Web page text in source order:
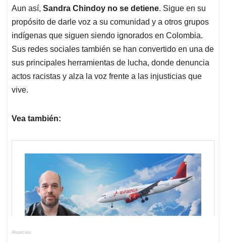
Aun así, Sandra Chindoy no se detiene. Sigue en su
propósito de darle voz a su comunidad y a otros grupos
indígenas que siguen siendo ignorados en Colombia.
Sus redes sociales también se han convertido en una de
sus principales herramientas de lucha, donde denuncia
actos racistas y alza la voz frente a las injusticias que
vive.
Vea también:
Anuncios.